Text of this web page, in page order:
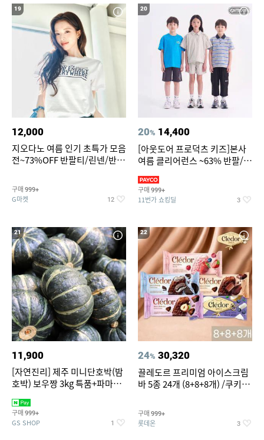
19
12,000
지오다노 여름 인기 초특가 모음
전~73%OFF 반팔티/린넨/반바
구매 999+
G마켓 12
20
20% 14,400
[아웃도어 프로덕츠 키즈]본사
여름 클리어런스 ~63% 반팔/반
구매 999+
11번가 쇼킹딜 3
21
11,900
[자연진리] 제주 미니단호박(밤
호박) 보우짱 3kg 특품+파마산
구매 999+
GS SHOP 1
22
24% 30,320
끌레도르 프리미엄 아이스크림
바 5종 24개 (8+8+8개) /쿠키앤
구매 999+
롯데온 3